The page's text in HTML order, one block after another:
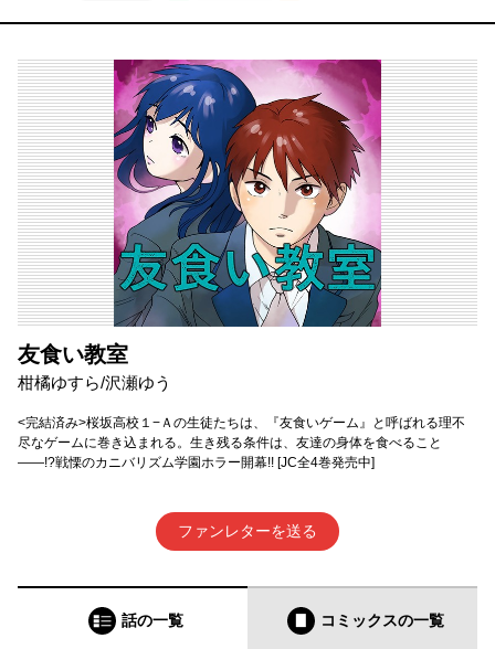
友食い教室
柑橘ゆすら/沢瀬ゆう
<完結済み>桜坂高校１−Ａの生徒たちは、『友食いゲーム』と呼ばれる理不
尽なゲームに巻き込まれる。生き残る条件は、友達の身体を食べること
——!?戦慄のカニバリズム学園ホラー開幕!! [JC全4巻発売中]
ファンレターを送る
話の一覧 コミックスの一覧